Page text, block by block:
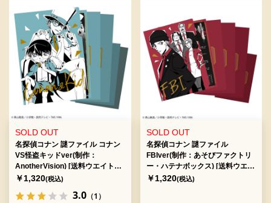
SOLD OUT
名探偵コナン 謎ファイル コナン
VS怪盗キッドver(制作：
AnotherVision) [送料ウエイト：
3]
￥1,320(税込)
3.0 （1）
SOLD OUT
名探偵コナン 謎ファイル
FBIver(制作：あそびファクトリ
ー・ハテナボックス) [送料ウエイ
ト：6]
￥1,320(税込)